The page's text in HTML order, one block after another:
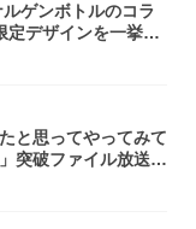
ルゲンボトルのコラ
定デザインを一挙紹
と思ってやってみて
突破ファイル放送で